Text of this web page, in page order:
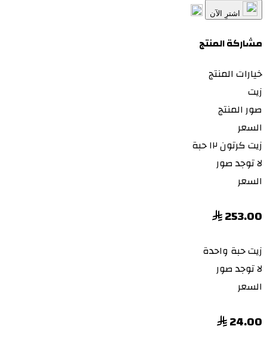
اشترِ الآن
مشاركة المنتج
خيارات المنتج
زيت
صور المنتج
السعر
زيت كرتون ١٢ حبة
لا توجد صور
السعر
253.00
زيتحبة واحدة
لا توجد صور
السعر
24.00